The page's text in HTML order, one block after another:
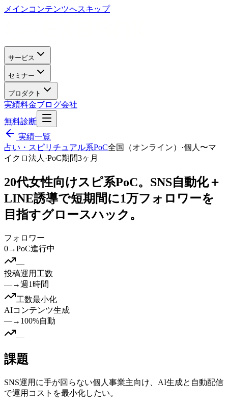
メインコンテンツへスキップ
サービス
セミナー
プロダクト
実績料金ブログ会社
無料診断
実績一覧
占い・スピリチュアル系PoC全国（オンライン） ·個人〜マ
イクロ法人 ·PoC期間3ヶ月
20代女性向けスピ系PoC。SNS自動化＋
LINE誘導で短期間に1万フォロワーを
目指すグロースハック。
フォロワー
0→PoC進行中
—
投稿運用工数
—→週1時間
工数最小化
AIコンテンツ生成
—→ 100%自動
—
課題
SNS運用に手が回らない個人事業主向け、AI生成と自動配信
で運用コストを最小化したい。